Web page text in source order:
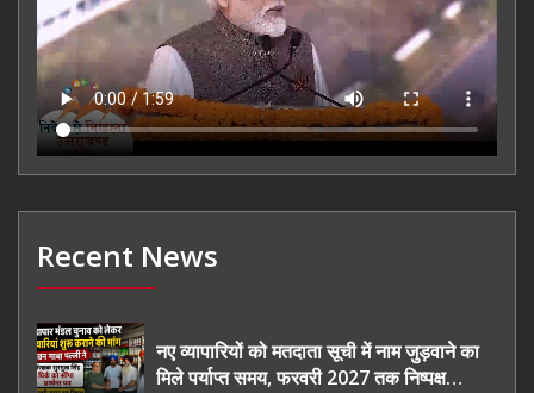
Recent News
नए व्यापारियों को मतदाता सूची में नाम जुड़वाने का
मिले पर्याप्त समय, फरवरी 2027 तक निष्पक्ष